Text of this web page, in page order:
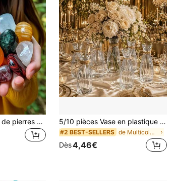
Ensemble de 100g de pierres polies, remplissage de pot de fleurs & vase, galets de cristal naturel, convient pour la méditation, le chakra, la décoration intérieure, également un cadeau pour les amateurs de cristaux. Peut être utilisé comme remplissage de vase, cadeau de yoga & spirituel, remplissage de bougie, centre de table de mariage, arrangement floral, décoration intérieure & décoration de Noël.
5/10 pièces Vase en plastique lisse avec corde de chanvre, convient pour la table de banquet de mariage, la décoration de table de restaurant, la décoration de maison, le mariage, les fêtes et la décoration de centre de table pour rendez-vous, convient pour la saison de la rentrée scolaire, la décoration de Noël
#2 BEST-SELLERS de Multicolore Pots de fleurs et jardinières
Dès4,46€